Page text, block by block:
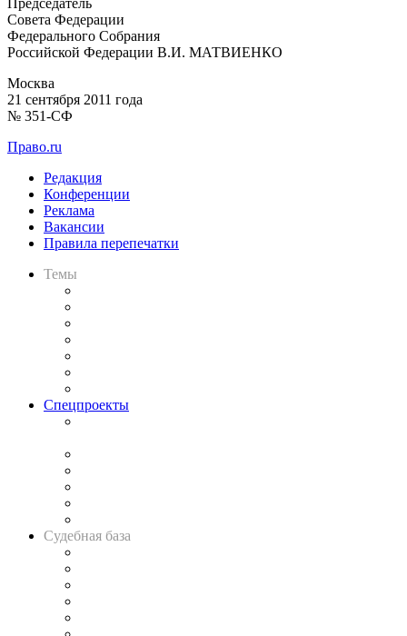
Председатель
Совета Федерации
Федерального Собрания
Российской Федерации В.И. МАТВИЕНКО
Москва
21 сентября 2011 года
№ 351-СФ
Право.ru
Редакция
Конференции
Реклама
Вакансии
Правила перепечатки
Темы
Спецпроекты
Судебная база